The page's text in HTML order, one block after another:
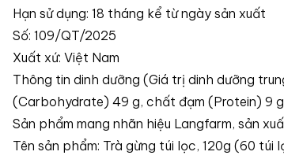
Hạn sử dụng: 18 tháng kể từ ngày sản xuất
Số: 109/QT/2025
Xuất xứ: Việt Nam
Thông tin dinh dưỡng (Giá trị dinh dưỡng
(Carbohydrate) 49 g, chất đạm (Protein) 9
Sản phẩm mang nhãn hiệu Langfarm, sản
Tên sản phẩm: Trà gừng túi lọc, 120g (60 túi